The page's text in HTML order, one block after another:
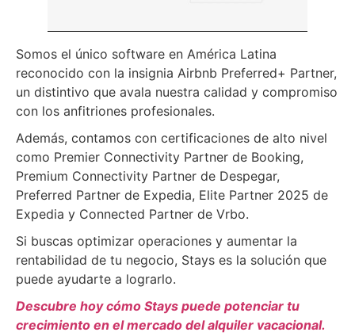
Somos el único software en América Latina
reconocido con la insignia Airbnb Preferred+ Partner,
un distintivo que avala nuestra calidad y compromiso
con los anfitriones profesionales.
Además, contamos con certificaciones de alto nivel
como Premier Connectivity Partner de Booking,
Premium Connectivity Partner de Despegar,
Preferred Partner de Expedia, Elite Partner 2025 de
Expedia y Connected Partner de Vrbo.
Si buscas optimizar operaciones y aumentar la
rentabilidad de tu negocio, Stays es la solución que
puede ayudarte a lograrlo.
Descubre hoy cómo Stays puede potenciar tu
crecimiento en el mercado del alquiler vacacional.